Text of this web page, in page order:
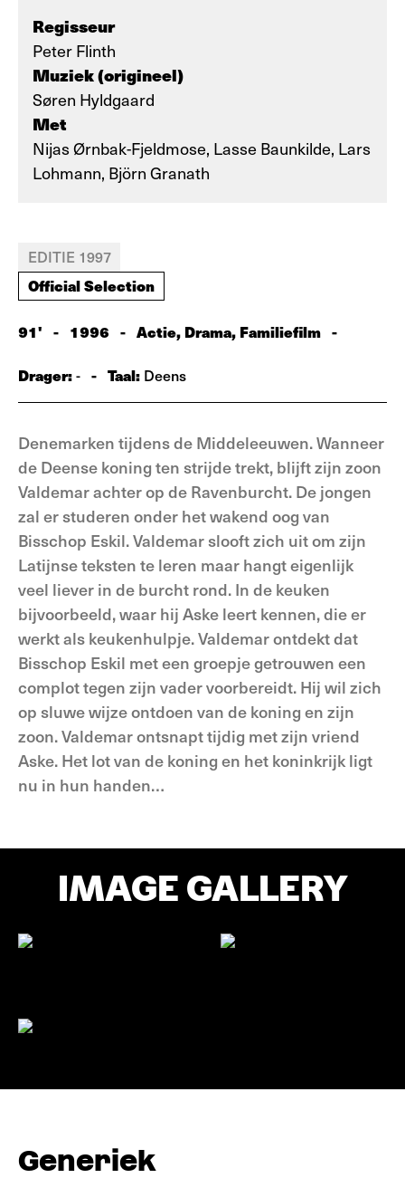
Regisseur
Peter Flinth
Muziek (origineel)
Søren Hyldgaard
Met
Nijas Ørnbak-Fjeldmose, Lasse Baunkilde, Lars
Lohmann, Björn Granath
EDITIE 1997
Official Selection
91' - 1996 - Actie, Drama, Familiefilm -
Drager:- - Taal: Deens
Denemarken tijdens de Middeleeuwen. Wanneer
de Deense koning ten strijde trekt, blijft zijn zoon
Valdemar achter op de Ravenburcht. De jongen
zal er studeren onder het wakend oog van
Bisschop Eskil. Valdemar slooft zich uit om zijn
Latijnse teksten te leren maar hangt eigenlijk
veel liever in de burcht rond. In de keuken
bijvoorbeeld, waar hij Aske leert kennen, die er
werkt als keukenhulpje. Valdemar ontdekt dat
Bisschop Eskil met een groepje getrouwen een
complot tegen zijn vader voorbereidt. Hij wil zich
op sluwe wijze ontdoen van de koning en zijn
zoon. Valdemar ontsnapt tijdig met zijn vriend
Aske. Het lot van de koning en het koninkrijk ligt
nu in hun handen…
IMAGE GALLERY
Generiek